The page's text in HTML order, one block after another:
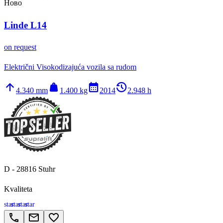
Ново
Linde L14
on request
Električni Visokodizajuća vozila sa rudom
arrow_upward 4.340 mm weight 1.400 kgcalendar_month2014history_22.948 h
D - 28816 Stuhr
Kvaliteta
starstarstarstar
call email favorite_border